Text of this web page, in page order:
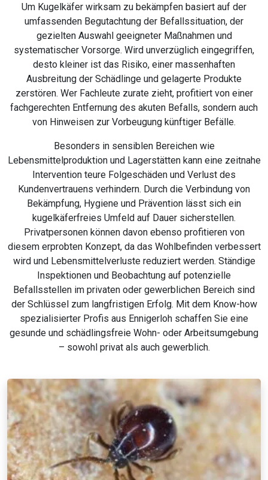
Um Kugelkäfer wirksam zu bekämpfen basiert auf der
umfassenden Begutachtung der Befallssituation, der
gezielten Auswahl geeigneter Maßnahmen und
systematischer Vorsorge. Wird unverzüglich eingegriffen,
desto kleiner ist das Risiko, einer massenhaften
Ausbreitung der Schädlinge und gelagerte Produkte
zerstören. Wer Fachleute zurate zieht, profitiert von einer
fachgerechten Entfernung des akuten Befalls, sondern auch
von Hinweisen zur Vorbeugung künftiger Befälle.
Besonders in sensiblen Bereichen wie
Lebensmittelproduktion und Lagerstätten kann eine zeitnahe
Intervention teure Folgeschäden und Verlust des
Kundenvertrauens verhindern. Durch die Verbindung von
Bekämpfung, Hygiene und Prävention lässt sich ein
kugelkäferfreies Umfeld auf Dauer sicherstellen.
Privatpersonen können davon ebenso profitieren von
diesem erprobten Konzept, da das Wohlbefinden verbessert
wird und Lebensmittelverluste reduziert werden. Ständige
Inspektionen und Beobachtung auf potenzielle
Befallsstellen im privaten oder gewerblichen Bereich sind
der Schlüssel zum langfristigen Erfolg. Mit dem Know-how
spezialisierter Profis aus Ennigerloh schaffen Sie eine
gesunde und schädlingsfreie Wohn- oder Arbeitsumgebung
– sowohl privat als auch gewerblich.